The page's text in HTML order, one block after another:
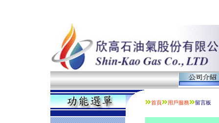
首頁 用戶服務 留言板